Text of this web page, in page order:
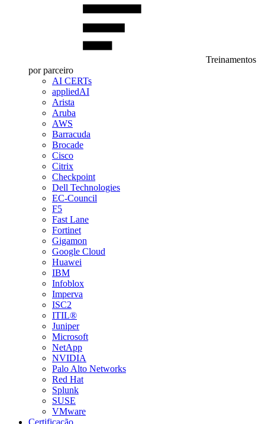
Treinamentos
por parceiro
AI CERTs
appliedAI
Arista
Aruba
AWS
Barracuda
Brocade
Cisco
Citrix
Checkpoint
Dell Technologies
EC-Council
F5
Fast Lane
Fortinet
Gigamon
Google Cloud
Huawei
IBM
Infoblox
Imperva
ISC2
ITIL®
Juniper
Microsoft
NetApp
NVIDIA
Palo Alto Networks
Red Hat
Splunk
SUSE
VMware
Certificação